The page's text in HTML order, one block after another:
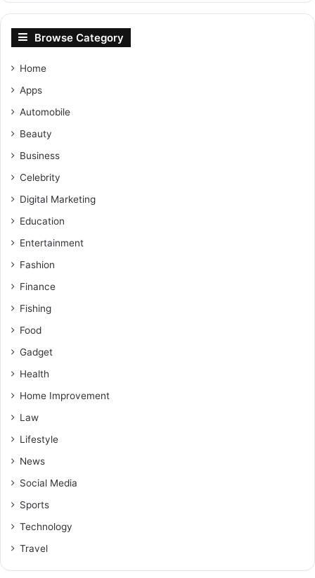
Browse Category
Home
Apps
Automobile
Beauty
Business
Celebrity
Digital Marketing
Education
Entertainment
Fashion
Finance
Fishing
Food
Gadget
Health
Home Improvement
Law
Lifestyle
News
Social Media
Sports
Technology
Travel